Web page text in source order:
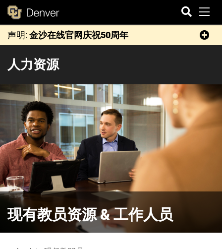
搜
切
声明: 金沙在线官网庆祝50周年
人力资源
现有教员资源 & 工作人员